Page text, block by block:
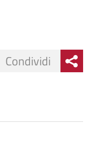
Condividi